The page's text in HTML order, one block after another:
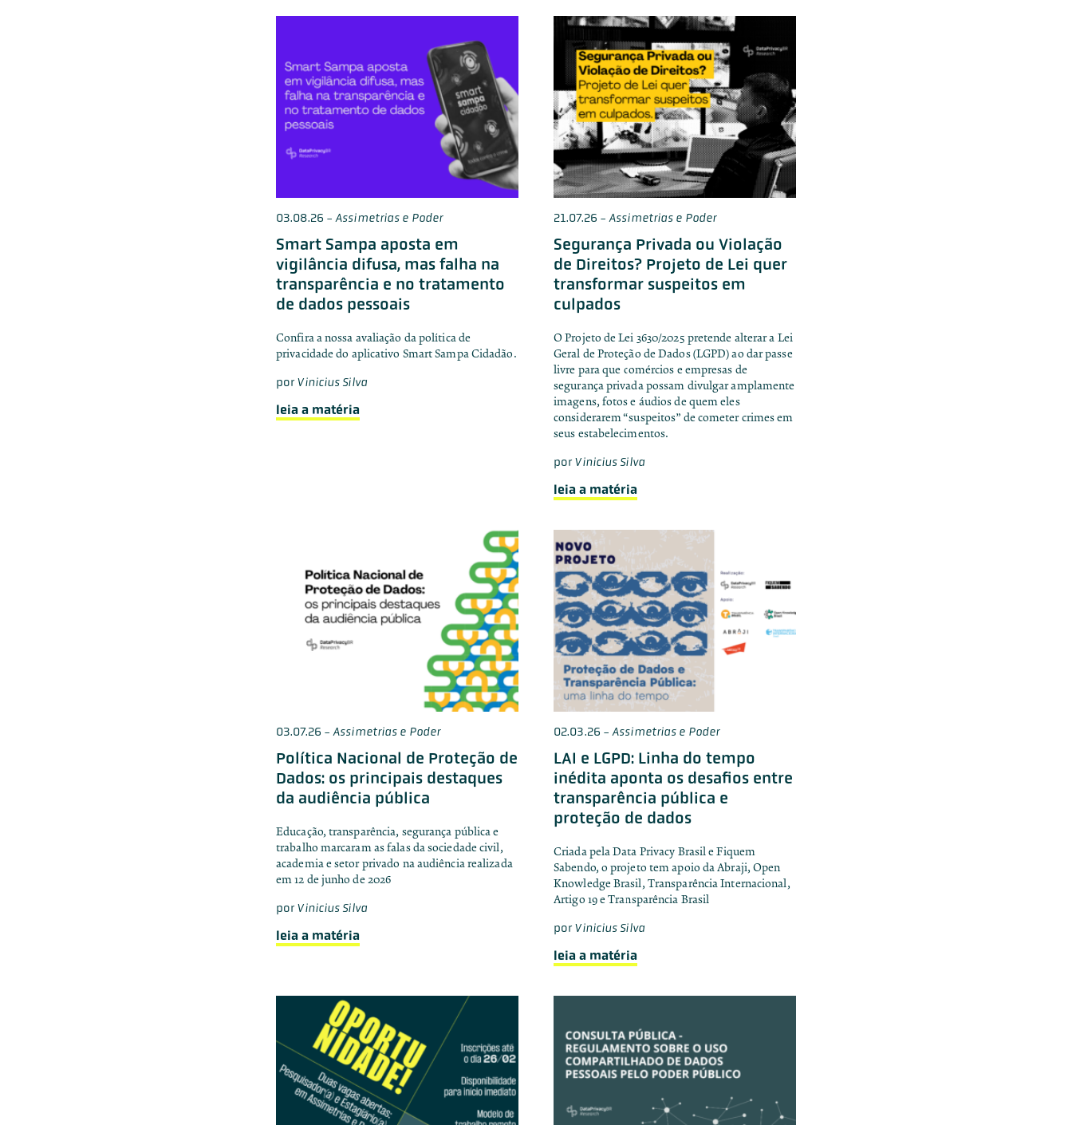
03.08.26 -Assimetrias e Poder
Smart Sampa aposta em
vigilância difusa, mas falha na
transparência e no tratamento
de dados pessoais
Confira a nossa avaliação da política de
privacidade do aplicativo Smart Sampa Cidadão.
porVinicius Silva
leia a matéria
21.07.26 -Assimetrias e Poder
Segurança Privada ou Violação
de Direitos? Projeto de Lei quer
transformar suspeitos em
culpados
O Projeto de Lei 3630/2025 pretende alterar a Lei
Geral de Proteção de Dados (LGPD) ao dar passe
livre para que comércios e empresas de
segurança privada possam divulgar amplamente
imagens, fotos e áudios de quem eles
considerarem “suspeitos” de cometer crimes em
seus estabelecimentos.
porVinicius Silva
leia a matéria
03.07.26 -Assimetrias e Poder
Política Nacional de Proteção de
Dados: os principais destaques
da audiência pública
Educação, transparência, segurança pública e
trabalho marcaram as falas da sociedade civil,
academia e setor privado na audiência realizada
em 12 de junho de 2026
porVinicius Silva
leia a matéria
02.03.26 -Assimetrias e Poder
LAI e LGPD: Linha do tempo
inédita aponta os desafios entre
transparência pública e
proteção de dados
Criada pela Data Privacy Brasil e Fiquem
Sabendo, o projeto tem apoio da Abraji, Open
Knowledge Brasil, Transparência Internacional,
Artigo 19 e Transparência Brasil
porVinicius Silva
leia a matéria